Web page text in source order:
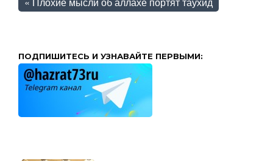
ПОДПИШИТЕСЬ И УЗНАВАЙТЕ ПЕРВЫМИ: